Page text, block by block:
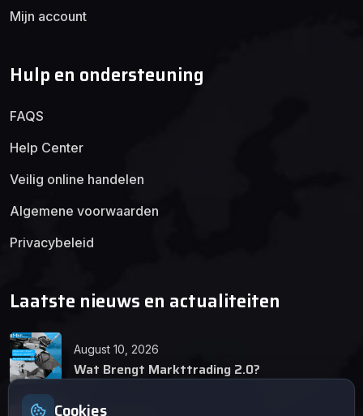
Mijn account
Hulp en ondersteuning
FAQS
Help Center
Veilig online handelen
Algemene voorwaarden
Privacybeleid
Laatste nieuws en actualiteiten
August 10, 2026
Wat Brengt Markttrading 2.0?
Cookies